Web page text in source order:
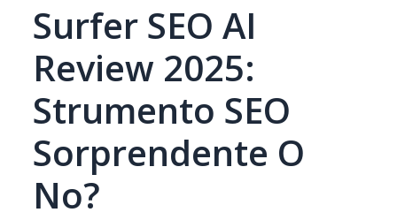
Surfer SEO AI
Review 2025:
Strumento SEO
Sorprendente O
No?